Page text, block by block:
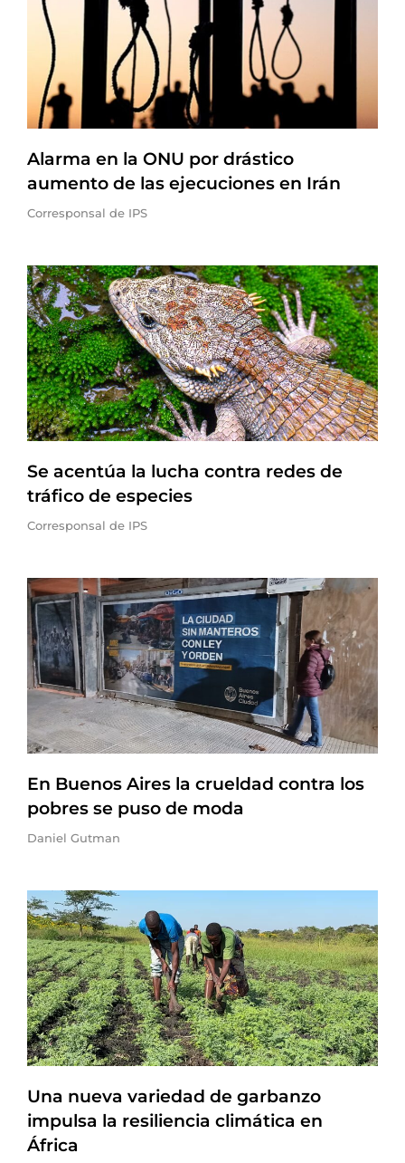
Alarma en la ONU por drástico
aumento de las ejecuciones en Irán
Corresponsal de IPS
Se acentúa la lucha contra redes de
tráfico de especies
Corresponsal de IPS
En Buenos Aires la crueldad contra los
pobres se puso de moda
Daniel Gutman
Una nueva variedad de garbanzo
impulsa la resiliencia climática en
África